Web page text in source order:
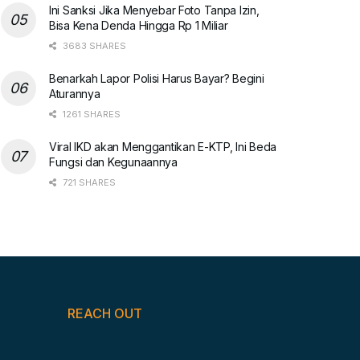
Ini Sanksi Jika Menyebar Foto Tanpa Izin,
Bisa Kena Denda Hingga Rp 1 Miliar
3683 SHARES
Benarkah Lapor Polisi Harus Bayar? Begini
Aturannya
1261 SHARES
Viral IKD akan Menggantikan E-KTP, Ini Beda
Fungsi dan Kegunaannya
721 SHARES
REACH OUT